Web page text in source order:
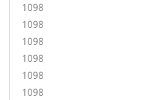
1098
1098
1098
1098
1098
1098